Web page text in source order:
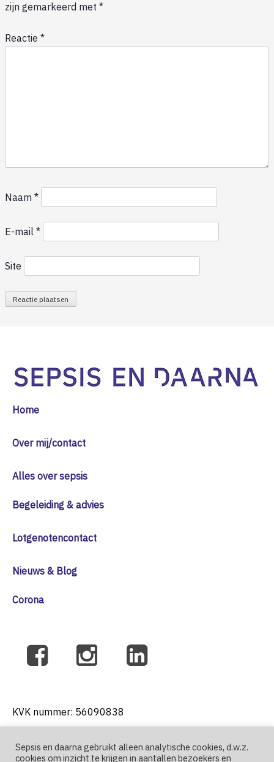
zijn gemarkeerd met *
Reactie *
Naam *
E-mail *
Site
Home
Over mij/contact
Alles over sepsis
Begeleiding & advies
Lotgenotencontact
Nieuws & Blog
Corona
KVK nummer: 56090838
Sepsis en daarna gebruikt alleen analytische cookies, d.w.z.
cookies om inzicht te krijgen in aantallen bezoekers en